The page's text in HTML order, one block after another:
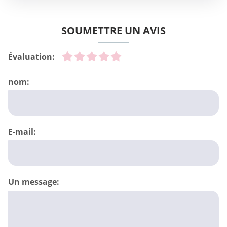
SOUMETTRE UN AVIS
Évaluation:
nom:
E-mail:
Un message: